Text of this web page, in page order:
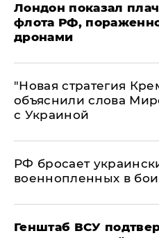
Лондон показал
флота РФ,
дронами
"Новая стратегия
объяснили слова
с Украиной
РФ бросает
военнопленных в бои
Генштаб ВСУ